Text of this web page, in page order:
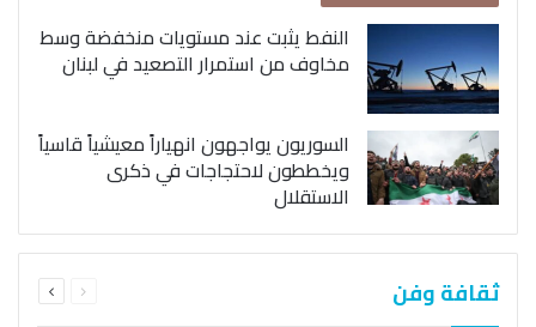
النفط يثبت عند مستويات منخفضة وسط
مخاوف من استمرار التصعيد في لبنان
السوريون يواجهون انهياراً معيشياً قاسياً
ويخططون لاحتجاجات في ذكرى
الاستقلال
ثقافة وفن الصفحةالصفحة